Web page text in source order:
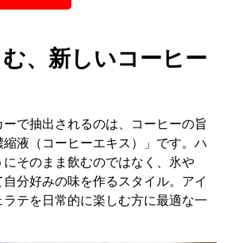
、新しいコーヒー
で抽出されるのは、コーヒーの旨
液（コーヒーエキス）」です。ハ
そのまま飲むのではなく、氷や
分好みの味を作るスタイル。アイ
テを日常的に楽しむ方に最適な一